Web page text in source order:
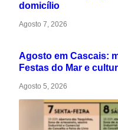
domicílio
Agosto 7, 2026
Agosto em Cascais:
Festas do Mar e
Agosto 5, 2026